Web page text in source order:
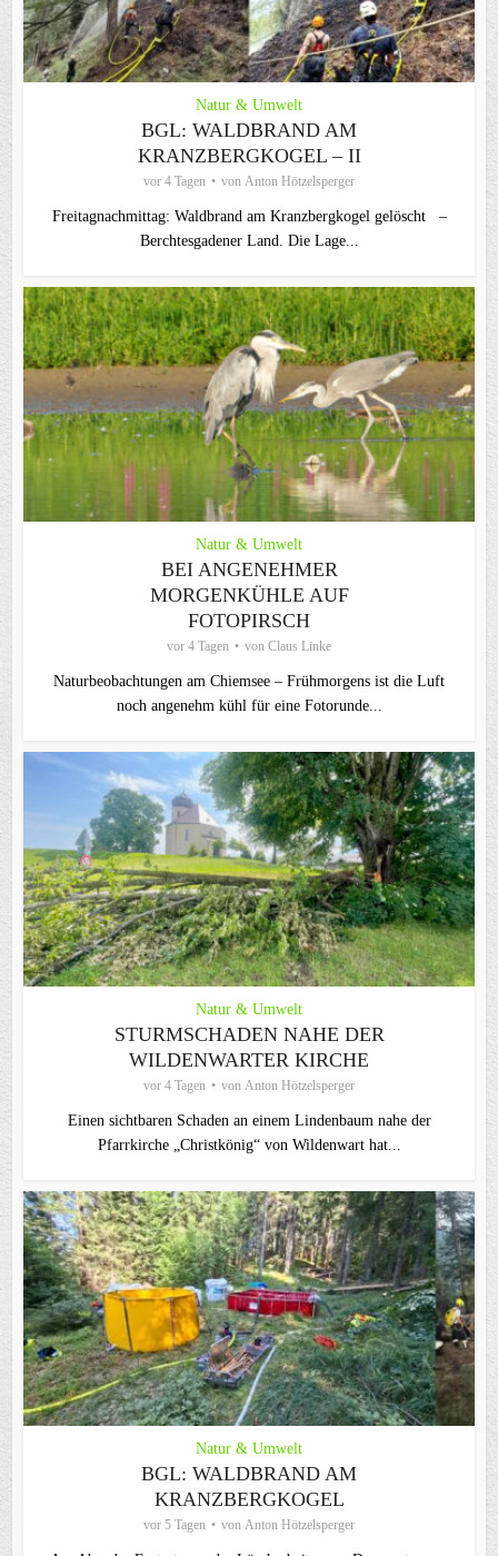
Natur & Umwelt
BGL: WALDBRAND AM
KRANZBERGKOGEL – II
vor 4 Tagen von Anton Hötzelsperger
Freitagnachmittag: Waldbrand am Kranzbergkogel gelöscht –
Berchtesgadener Land. Die Lage...
Natur & Umwelt
BEI ANGENEHMER
MORGENKÜHLE AUF
FOTOPIRSCH
vor 4 Tagen von Claus Linke
Naturbeobachtungen am Chiemsee – Frühmorgens ist die Luft
noch angenehm kühl für eine Fotorunde...
Natur & Umwelt
STURMSCHADEN NAHE DER
WILDENWARTER KIRCHE
vor 4 Tagen von Anton Hötzelsperger
Einen sichtbaren Schaden an einem Lindenbaum nahe der
Pfarrkirche „Christkönig“ von Wildenwart hat...
Natur & Umwelt
BGL: WALDBRAND AM
KRANZBERGKOGEL
vor 5 Tagen von Anton Hötzelsperger